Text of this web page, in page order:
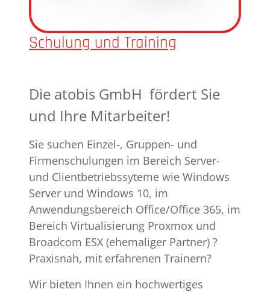
Schulung und Training
Die atobis GmbH fördert Sie
und Ihre Mitarbeiter!
Sie suchen Einzel-, Gruppen- und
Firmenschulungen im Bereich Server-
und Clientbetriebssyteme wie Windows
Server und Windows 10, im
Anwendungsbereich Office/Office 365, im
Bereich Virtualisierung Proxmox und
Broadcom ESX (ehemaliger Partner) ?
Praxisnah, mit erfahrenen Trainern?
Wir bieten Ihnen ein hochwertiges